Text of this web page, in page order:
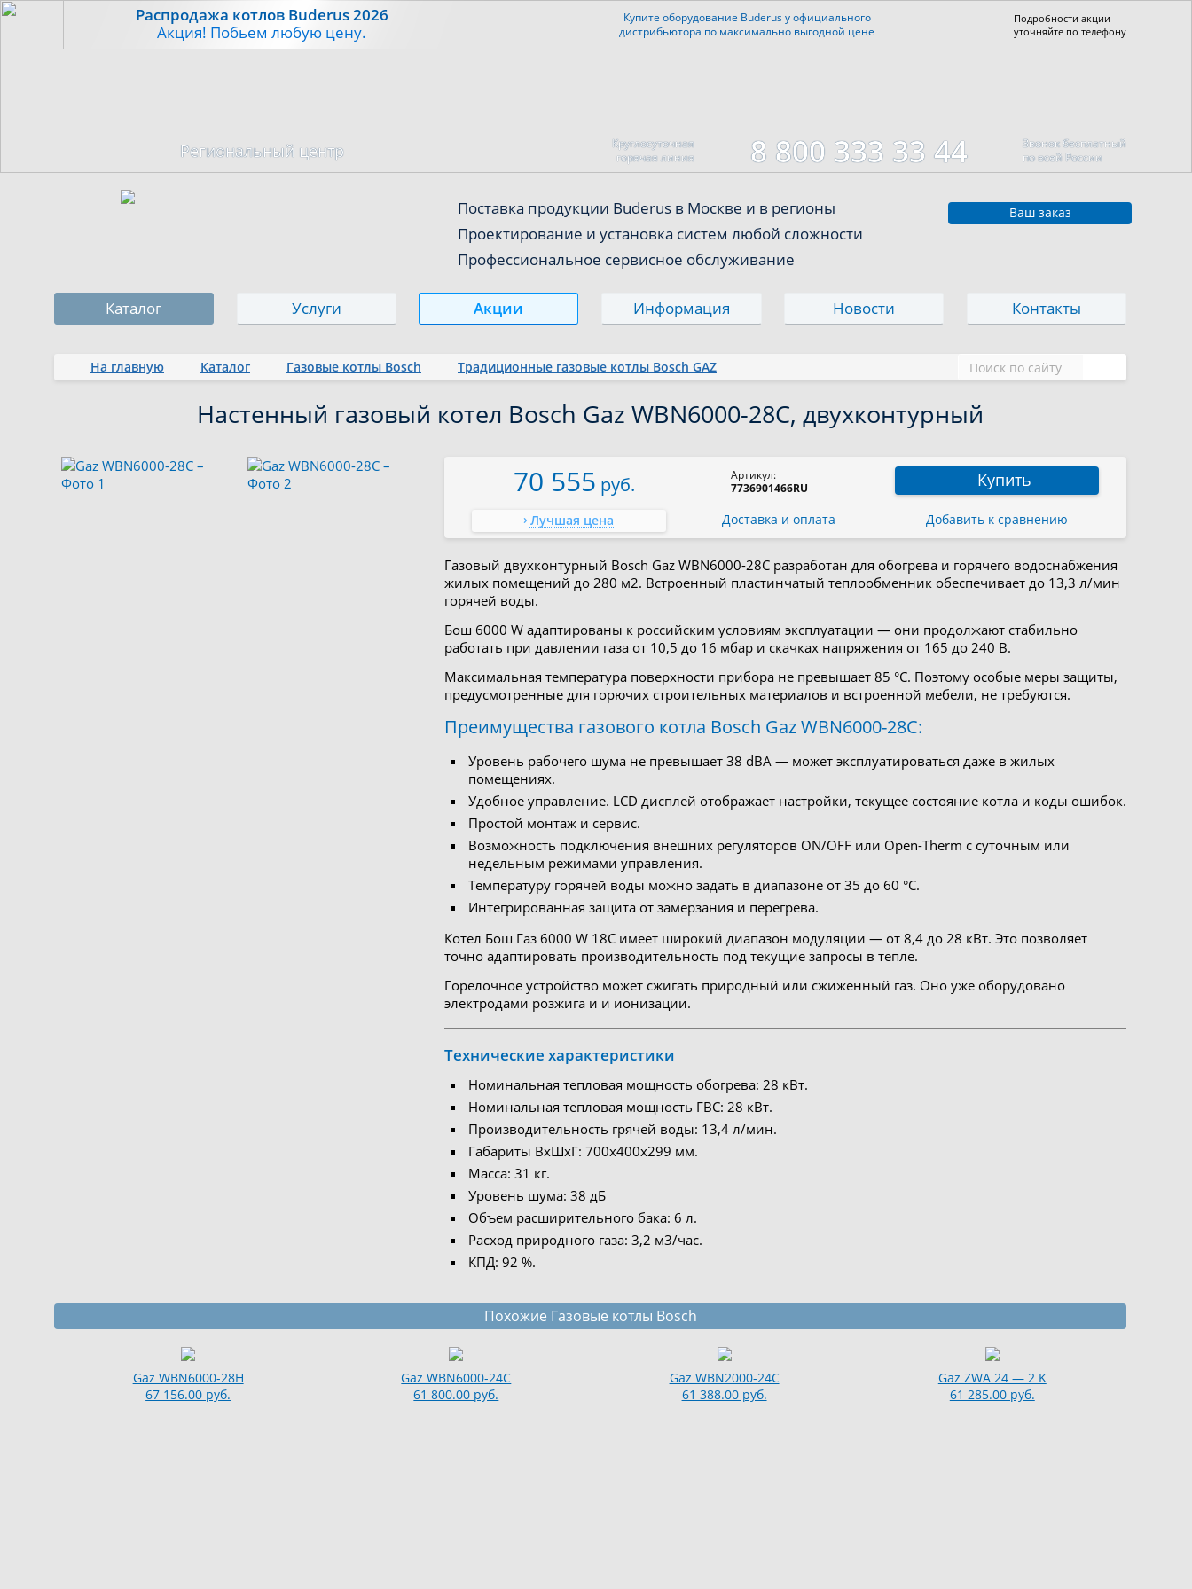
Распродажа котлов Buderus 2026
Акция! Побьем любую цену.
Купите оборудование Buderusу официального
дистрибьютора по максимально выгодной цене
Подробности акции
уточняйте по телефону
Региональный центр
Круглосуточная
горячая линия
8 800 333 33 44
Звонок бесплатный
по всей России
Поставка продукции Buderus в Москве и в регионы
Проектирование и установка систем любой сложности
Профессиональное сервисное обслуживание
Ваш заказ
Каталог Услуги Акции Информация Новости Контакты
На главную Каталог Газовые котлы Bosch Традиционные газовые котлы Bosch GAZ
Настенный газовый котел Bosch Gaz WBN6000-28C, двухконтурный
70 555 руб.
Артикул:
7736901466RU
Купить
Лучшая цена Доставка и оплата Добавить к сравнению
Газовый двухконтурный Bosch Gaz WBN6000-28C разработан для обогрева и горячего водоснабжения
жилых помещений до 280 м2. Встроенный пластинчатый теплообменник обеспечивает до 13,3 л/мин
горячей воды.
Бош 6000 W адаптированы к российским условиям эксплуатации — они продолжают стабильно
работать при давлении газа от 10,5 до 16 мбар и скачках напряжения от 165 до 240 В.
Максимальная температура поверхности прибора не превышает 85 °C. Поэтому особые меры защиты,
предусмотренные для горючих строительных материалов и встроенной мебели, не требуются.
Преимущества газового котла Bosch Gaz WBN6000-28C:
Уровень рабочего шума не превышает 38 dBA — может эксплуатироваться даже в жилых
помещениях.
Удобное управление. LCD дисплей отображает настройки, текущее состояние котла и коды ошибок.
Простой монтаж и сервис.
Возможность подключения внешних регуляторов ON/OFF или Open-Therm с суточным или
недельным режимами управления.
Температуру горячей воды можно задать в диапазоне от 35 до 60 °C.
Интегрированная защита от замерзания и перегрева.
Котел Бош Газ 6000 W 18C имеет широкий диапазон модуляции — от 8,4 до 28 кВт. Это позволяет
точно адаптировать производительность под текущие запросы в тепле.
Горелочное устройство может сжигать природный или сжиженный газ. Оно уже оборудовано
электродами розжига и и ионизации.
Технические характеристики
Номинальная тепловая мощность обогрева: 28 кВт.
Номинальная тепловая мощность ГВС: 28 кВт.
Производительность грячей воды: 13,4 л/мин.
Габариты ВхШхГ: 700х400х299 мм.
Масса: 31 кг.
Уровень шума: 38 дБ
Объем расширительного бака: 6 л.
Расход природного газа: 3,2 м3/час.
КПД: 92 %.
Похожие Газовые котлы Bosch
Gaz WBN6000-28H
67 156.00 руб.
Gaz WBN6000-24C
61 800.00 руб.
Gaz WBN2000-24C
61 388.00 руб.
Gaz ZWA 24 — 2 K
61 285.00 руб.